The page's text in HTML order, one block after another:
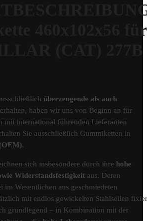
460x102x56 für
überzeugende als auch
erhalten, haben wir uns von Beginn an für
mit international führenden Lieferanten
Sie ausschließlich Gummiketten in
.
sich insbesondere durch ihre hohe
Widerstandsfestigkeit aus. Deren
im Wesentlichen aus geschmiedeten
mit endlos gewickelten Stahlseilen
grundlegend – in Kombination mit der